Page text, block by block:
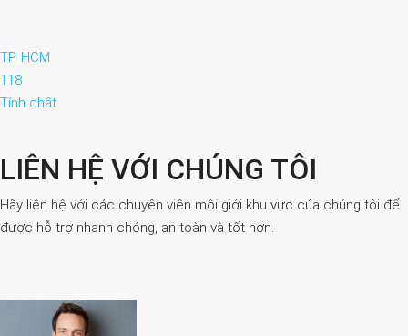
TP. HCM
118
Tính chất
LIÊN HỆ VỚI CHÚNG TÔI
Hãy liên hệ với các chuyên viên môi giới khu vực của chúng tôi để
được hỗ trợ nhanh chóng, an toàn và tốt hơn.